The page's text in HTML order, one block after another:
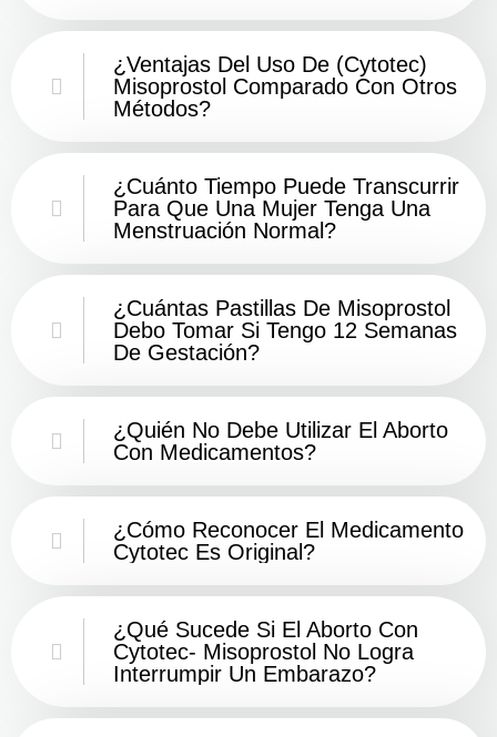
¿Ventajas Del Uso De (Cytotec)
Misoprostol Comparado Con Otros
Métodos?
¿Cuánto Tiempo Puede Transcurrir
Para Que Una Mujer Tenga Una
Menstruación Normal?
¿Cuántas Pastillas De Misoprostol
Debo Tomar Si Tengo 12 Semanas
De Gestación?
¿Quién No Debe Utilizar El Aborto
Con Medicamentos?
¿Cómo Reconocer El Medicamento
Cytotec Es Original?
¿Qué Sucede Si El Aborto Con
Cytotec- Misoprostol No Logra
Interrumpir Un Embarazo?